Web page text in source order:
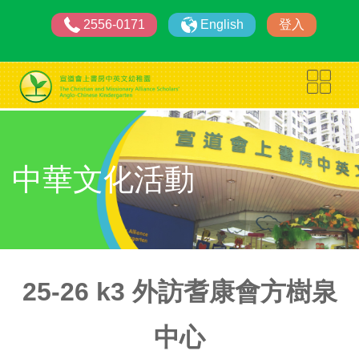
2556-0171 English 登入
中華文化活動
25-26 k3 外訪耆康會方樹泉
中心